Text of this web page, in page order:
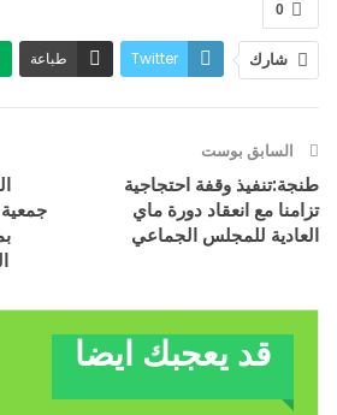
0
شارك Twitter طباعة
السابق بوست
طنجة:تنفيذ وقفة احتجاجية
تزامنا مع انعقاد دورة ماي
العادية للمجلس الجماعي
جمعية
قد يعجبك ايضا